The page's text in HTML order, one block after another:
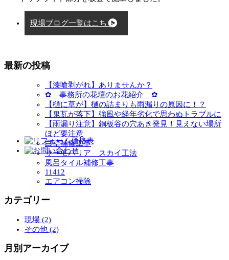
現場ブログ一覧はこちら
最新の投稿
【漆喰剥がれ】ありませんか？
✿ 事務所の花壇のお花紹介 ✿
【樋に草が】樋の詰まりも雨漏りの原因に！？
【鬼瓦が落下】強風や経年劣化で思わぬトラブルに
【雨漏り注意】銅板谷の穴あき発見！見えない場所
ほど要注意
白壁補修工事
サーモバリア スカイ工法
風呂タイル補修工事
11412
エアコン掃除
カテゴリー
現場 (2)
その他 (2)
月別アーカイブ